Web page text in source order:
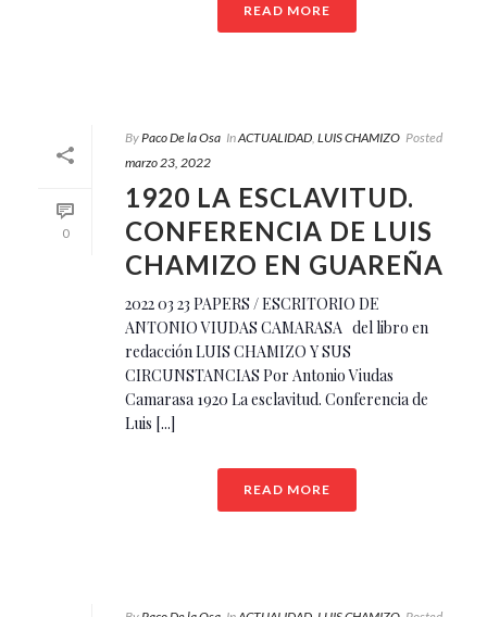
READ MORE
0
ByPaco De la Osa InACTUALIDAD LUIS CHAMIZO Posted
marzo 23, 2022
1920 LA ESCLAVITUD.
CONFERENCIA DE LUIS
CHAMIZO EN GUAREÑA
2022 03 23 PAPERS / ESCRITORIO DE
ANTONIO VIUDAS CAMARASA del libro en
redacción LUIS CHAMIZO Y SUS
CIRCUNSTANCIAS Por Antonio Viudas
Camarasa 1920 La esclavitud. Conferencia de
Luis [...]
READ MORE